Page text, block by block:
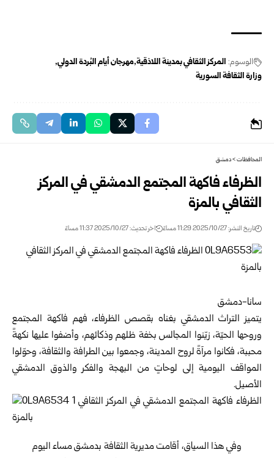
الوسوم: المركز الثقافي بمدينة اللاذقية مهرجان أيام البُردة الدولي
وزارة الثقافة السورية
المحافظات>دمشق
الظرفاء فاكهة المجتمع الدمشقي في المركز
الثقافي بالمزة
تاريخ النشر: 2025/10/27 11:29 مساءً اخر تحديث: 2025/10/27 11:37 مساءً
سانا-دمشق
يتميز التراث الدمشقي بغناه بقصص الظرفاء، فهم فاكهة المجتمع
وروحها الحيّة، زيّنوا المجالس بخفة ظلهم وذكائهم، وأضفوا عليها نكهةً
محببة، فكانوا مرآةً لروح المدينة، وجمعوا بين الطرافة والثقافة، وحوّلوا
المواقف اليومية إلى لوحاتٍ من البهجة والفكر والذوق الدمشقي
الأصيل.
وفي هذا السياق، أقامت مديرية الثقافة بدمشق مساء اليوم